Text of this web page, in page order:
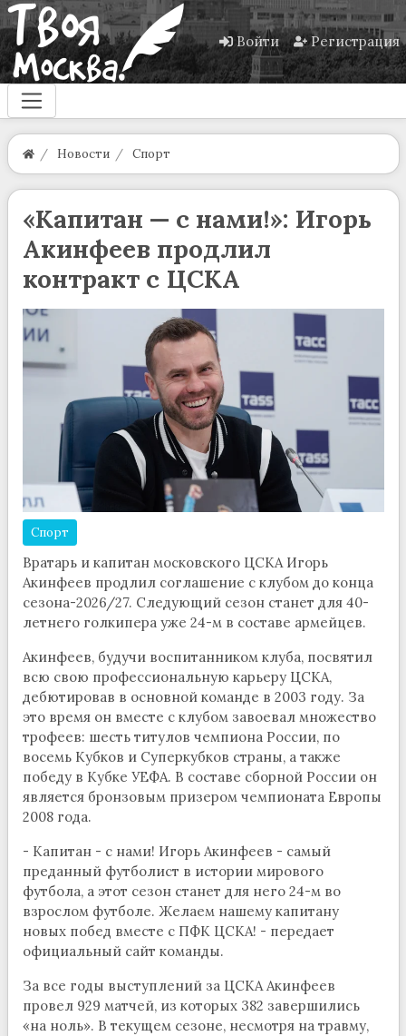
Войти Регистрация
Новости Спорт
«Капитан — с нами!»: Игорь
Акинфеев продлил
контракт с ЦСКА
Спорт
Вратарь и капитан московского ЦСКА Игорь
Акинфеев продлил соглашение с клубом до конца
сезона-2026/27. Следующий сезон станет для 40-
летнего голкипера уже 24-м в составе армейцев.
Акинфеев, будучи воспитанником клуба, посвятил
всю свою профессиональную карьеру ЦСКА,
дебютировав в основной команде в 2003 году. За
это время он вместе с клубом завоевал множество
трофеев: шесть титулов чемпиона России, по
восемь Кубков и Суперкубков страны, а также
победу в Кубке УЕФА. В составе сборной России он
является бронзовым призером чемпионата Европы
2008 года.
- Капитан - с нами! Игорь Акинфеев - самый
преданный футболист в истории мирового
футбола, а этот сезон станет для него 24-м во
взрослом футболе. Желаем нашему капитану
новых побед вместе с ПФК ЦСКА! - передает
официальный сайт команды.
За все годы выступлений за ЦСКА Акинфеев
провел 929 матчей, из которых 382 завершились
«на ноль». В текущем сезоне, несмотря на травму,